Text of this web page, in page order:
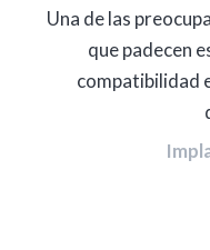
Una de las
que padecen
compatibilidad